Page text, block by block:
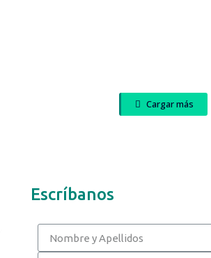
Cargar más
Escríbanos